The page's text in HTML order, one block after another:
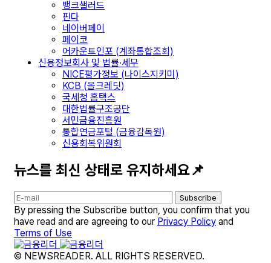
뱅크샐러드
핀다
네이버페이
페이코
어카운트인포 (계좌통합조회)
신용정보회사 및 법률·세무
NICE평가정보 (나이스지키미)
KCB (올크레딧)
국세청 홈택스
대한법률구조공단
서민금융진흥원
통합연금포털 (금융감독원)
신용회복위원회
뉴스를 최신 상태로 유지하세요📌
Subscribe
By pressing the Subscribe button, you confirm that you
have read and are agreeing to our Privacy Policy and
Terms of Use
© NEWSREADER. ALL RIGHTS RESERVED.